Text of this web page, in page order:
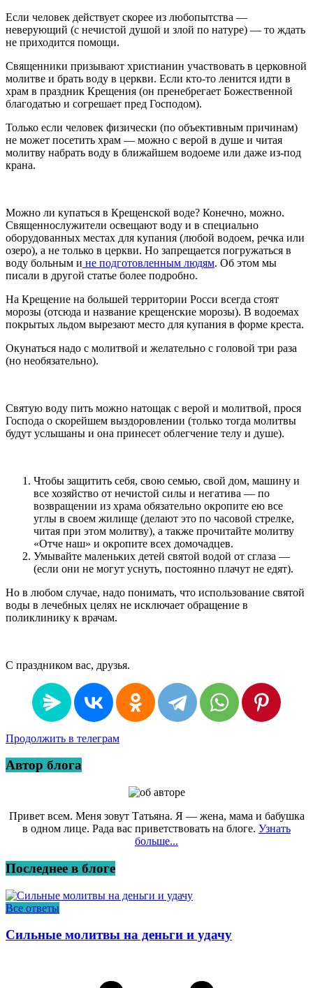
Если человек действует скорее из любопытства —
неверующий (с нечистой душой и злой по натуре) — то ждать
не приходится помощи.
Священники призывают христианин участвовать в церковной
молитве и брать воду в церкви. Если кто-то ленится идти в
храм в праздник Крещения (он пренебрегает Божественной
благодатью и согрешает пред Господом).
Только если человек физически (по объективным причинам)
не может посетить храм — можно с верой в душе и читая
молитву набрать воду в ближайшем водоеме или даже из-под
крана.
Можно ли купаться в Крещенской воде? Конечно, можно.
Священнослужители освещают воду и в специально
оборудованных местах для купания (любой водоем, речка или
озеро), а не только в церкви. Но запрещается погружаться в
воду больным и не подготовленным людям. Об этом мы
писали в другой статье более подробно.
На Крещение на большей территории Росси всегда стоят
морозы (отсюда и название крещенские морозы). В водоемах
покрытых льдом вырезают место для купания в форме креста.
Окунаться надо с молитвой и желательно с головой три раза
(но необязательно).
Святую воду пить можно натощак с верой и молитвой, прося
Господа о скорейшем выздоровлении (только тогда молитвы
будут услышаны и она принесет облегчение телу и душе).
Чтобы защитить себя, свою семью, свой дом, машину и
все хозяйство от нечистой силы и негатива — по
возвращении из храма обязательно окропите ею все
углы в своем жилище (делают это по часовой стрелке,
читая при этом молитву), а также прочитайте молитву
«Отче наш» и окропите всех домочадцев.
Умывайте маленьких детей святой водой от сглаза —
(если они не могут уснуть, постоянно плачут не едят).
Но в любом случае, надо понимать, что использование святой
воды в лечебных целях не исключает обращение в
поликлинику к врачам.
С праздником вас, друзья.
Продолжить в телеграм
Автор блога
Привет всем. Меня зовут Татьяна. Я — жена, мама и бабушка
в одном лице. Рада вас приветствовать на блоге. Узнать
больше...
Последнее в блоге
Все ответы
Сильные молитвы на деньги и удачу